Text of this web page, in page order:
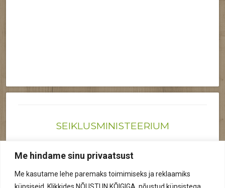
Me hindame sinu privaatsust
Me kasutame lehe paremaks toimimiseks ja reklaamiks
küpsiseid. Klikkides NÕUSTUN KÕIGIGA, nõustud küpsistega.
SEIKLUSMINISTEERIUM
Reg nr: 12041719